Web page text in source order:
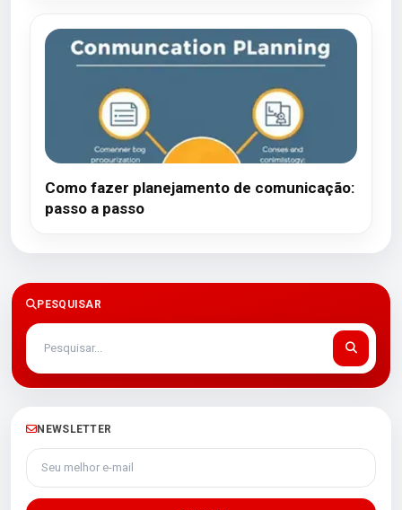
Como fazer planejamento de comunicação:
passo a passo
PESQUISAR
NEWSLETTER
Seu melhor e-mail